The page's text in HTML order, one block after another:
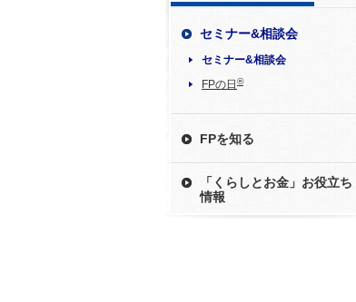
セミナー&相談会
セミナー&相談会
FPの日 ®
FPを知る
「くらしとお金」お役立ち
情報